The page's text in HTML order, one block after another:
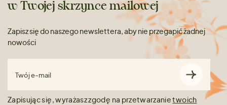
w Twojej skrzynce mailowej
Zapisz się do naszego newslettera, aby nie przegapić żadnej
nowości
Twój e-mail
Zapisując się, wyrażasz zgodę na przetwarzanietwoich